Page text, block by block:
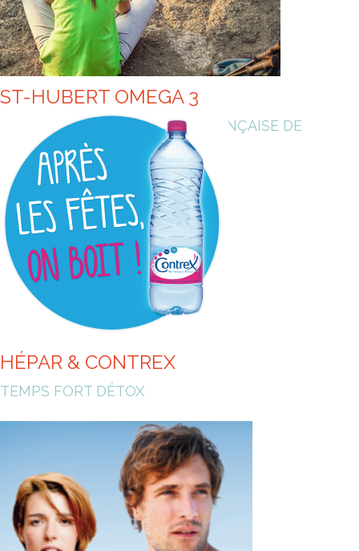
ST-HUBERT OMEGA 3
PARTENARIAT FÉDÉRATION FRANÇAISE DE
RANDONNÉE
HÉPAR & CONTREX
TEMPS FORT DÉTOX